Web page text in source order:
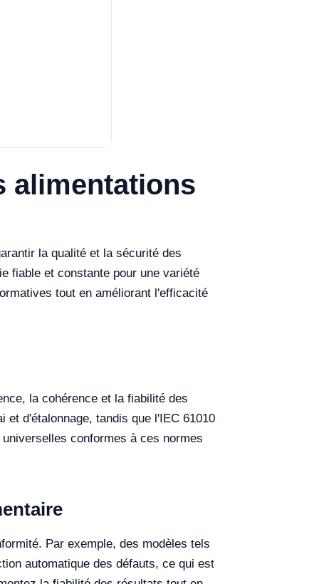
alimentations
la qualité et la sécurité des
fiable et constante pour une variété
tout en améliorant l'efficacité
la cohérence et la fiabilité des
et d'étalonnage, tandis que l'IEC 61010
conformes à ces normes
Par exemple, des modèles tels
automatique des défauts, ce qui est